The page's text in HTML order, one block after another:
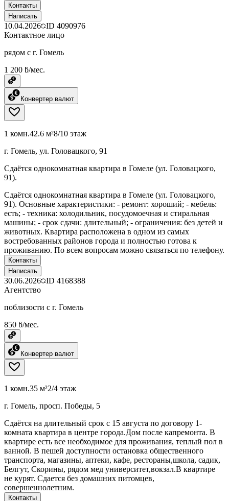
Контакты
Написать
10.04.2026 ID 4090976
Контактное лицо
рядом с г. Гомель
1 200 ƃ/мес.
Конвертер валют
1 комн.42.6 м²8/10 этаж
г. Гомель, ул. Головацкого, 91
Сдаётся однокомнатная квартира в Гомеле (ул. Головацкого,
91).
Сдаётся однокомнатная квартира в Гомеле (ул. Головацкого,
91). Основные характеристики: - ремонт: хороший; - мебель:
есть; - техника: холодильник, посудомоечная и стиральная
машины; - срок сдачи: длительный; - ограничения: без детей и
животных. Квартира расположена в одном из самых
востребованных районов города и полностью готова к
проживанию. По всем вопросам можно связаться по телефону.
Контакты
Написать
30.06.2026 ID 4168388
Агентство
поблизости с г. Гомель
850 ƃ/мес.
Конвертер валют
1 комн.35 м²2/4 этаж
г. Гомель, просп. Победы, 5
Сдаётся на длительный срок с 15 августа по договору 1-
комната квартира в центре города.Дом после капремонта. В
квартире есть все необходимое для проживания, теплый пол в
ванной. В пешей доступности остановка общественного
транспорта, магазины, аптеки, кафе, рестораны,школа, садик,
Белгут, Скорины, рядом мед университет,вокзал.В квартире
не курят. Сдается без домашних питомцев,
совершеннолетним.
Контакты